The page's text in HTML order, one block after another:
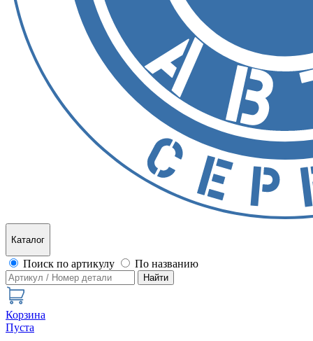
Каталог
Поиск по артикулу По названию
Найти
Корзина
Пуста